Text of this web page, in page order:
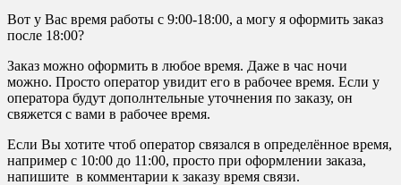
Вот у Вас время работы с 9:00-18:00, а могу я оформить заказ
после 18:00?
Заказ можно оформить в любое время. Даже в час ночи
можно. Просто оператор увидит его в рабочее время. Если у
оператора будут дополнтельные уточнения по заказу, он
свяжется с вами в рабочее время.
Если Вы хотите чтоб оператор связался в определённое время,
например с 10:00 до 11:00, просто при оформлении заказа,
напишите в комментарии к заказу время связи.